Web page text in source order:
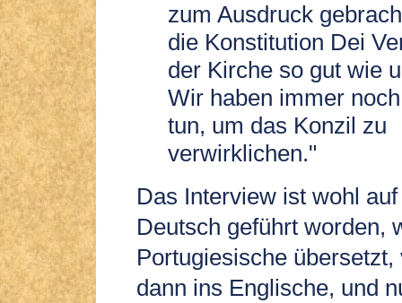
zum Ausdruck
die Konstitution Dei
der Kirche so gut wie
Wir haben immer
tun, um das Konzil zu
verwirklichen."
Das Interview ist wohl
Deutsch geführt worden,
Portugiesische
dann ins Englische, und